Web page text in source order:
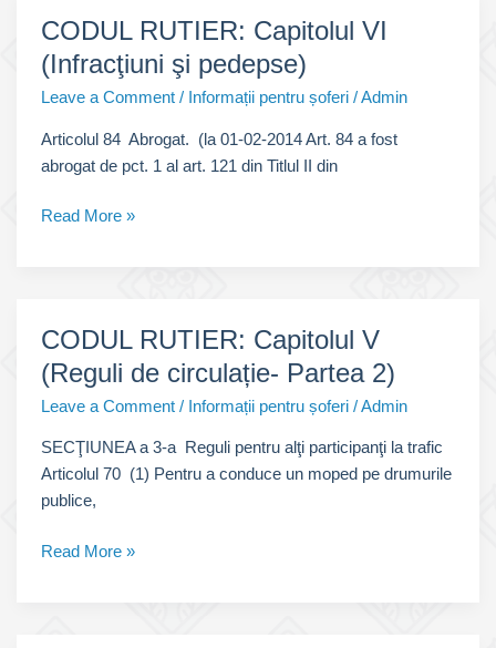
contravenţională)
–
Partea
CODUL RUTIER: Capitolul VI
(Infracţiuni şi pedepse)
Leave a Comment / Informații pentru șoferi /Admin
Articolul 84 Abrogat. (la 01-02-2014 Art. 84 a fost
abrogat de pct. 1 al art. 121 din Titlul II din
CODUL
şi
pedepse)
Read More »
CODUL RUTIER: Capitolul V
(Reguli de circulație- Partea 2)
Leave a Comment / Informații pentru șoferi /Admin
SECŢIUNEA a 3-a Reguli pentru alţi participanţi la trafic
Articolul 70 (1) Pentru a conduce un moped pe drumurile
publice,
CODUL
Read More »